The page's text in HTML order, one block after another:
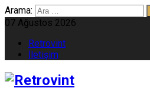
Arama:
07 Ağustos 2026
Retrovint
İletişim